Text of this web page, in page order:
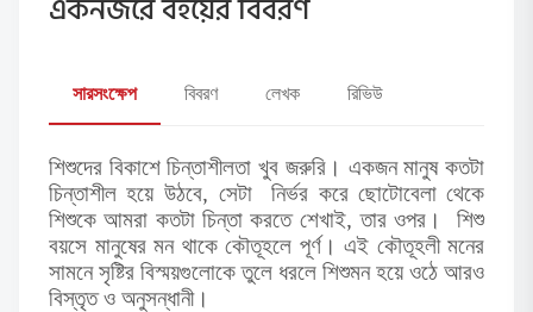
সারসংক্ষেপ বিবরণ লেখক রিভিউ
শিশুদের বিকাশে চিন্তাশীলতা খুব জরুরি। একজন মানুষ কতটা
চিন্তাশীল হয়ে উঠবে, সেটা নির্ভর করে ছোটোবেলা থেকে
শিশুকে আমরা কতটা চিন্তা করতে শেখাই,তার ওপর। শিশু
বয়সে মানুষের মন থাকে কৌতূহলে পূর্ণ। এই কৌতূহলী মনের
সামনে সৃষ্টির বিস্ময়গুলোকে তুলে ধরলে শিশুমন হয়ে ওঠে আরও
বিস্তৃত ও অনুসন্ধানী।